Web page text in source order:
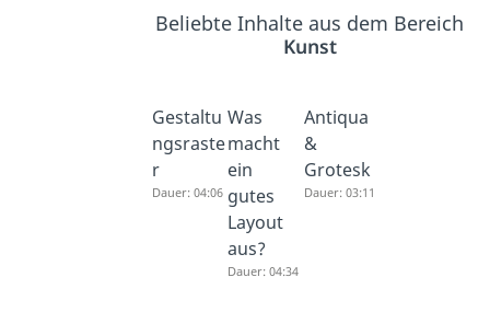
Beliebte Inhalte aus dem Bereich
Kunst
Gestaltu
ngsraste
r
Dauer: 04:06
Was
macht
ein
gutes
Layout
aus?
Dauer: 04:34
Antiqua
&
Grotesk
Dauer: 03:11